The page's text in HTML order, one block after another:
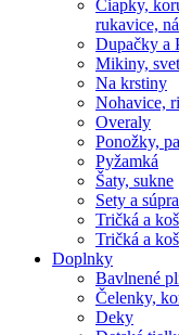
Čiapky,
rukavice,
Dupačky a
Mikiny,
Na krstiny
Nohavice,
Overaly
Ponožky,
Pyžamká
Šaty, sukne
Sety a
Tričká a
Tričká a
Doplnky
Bavlnené
Čelenky,
Deky